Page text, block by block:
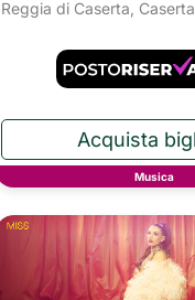
Reggia di Caserta, Caserta
Musica